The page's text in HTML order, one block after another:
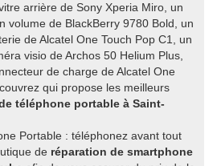
arrière de Sony Xperia Miro, un
volume de BlackBerry 9780 Bold, un
de Alcatel One Touch Pop C1, un
visio de Archos 50 Helium Plus,
de charge de Alcatel One
qui propose les meilleurs
téléphone portable à Saint-
Portable : téléphonez avant tout
de réparation de smartphone